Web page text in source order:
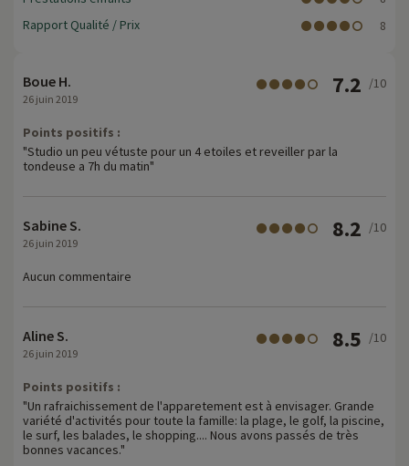
Rapport Qualité / Prix
8
Boue H.
26 juin 2019
7.2 /10
Points positifs :
"Studio un peu vétuste pour un 4 etoiles et reveiller par la
tondeuse a 7h du matin"
Sabine S.
26 juin 2019
8.2 /10
Aucun commentaire
Aline S.
26 juin 2019
8.5 /10
Points positifs :
"Un rafraichissement de l'apparetement est à envisager. Grande
variété d'activités pour toute la famille: la plage, le golf, la piscine,
le surf, les balades, le shopping.... Nous avons passés de très
bonnes vacances."